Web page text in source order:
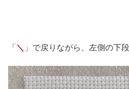
「 ＼ 」で戻りながら、左側の下